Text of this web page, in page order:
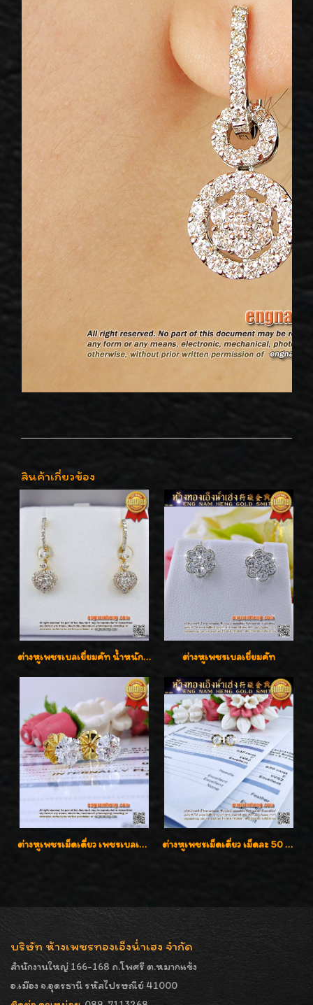
สินค้าเกี่ยวข้อง
ต่างหูเพชรเบลเยี่ยมคัท น้ำหนักเพชร 0.99 กะรัต ต่างหูห้อยตุ้งติ้งหัวใจสวยน่ารักใส่ได้ทุกวันค่ะ ต่างหูเพชรเบลเยี่ยมคัท
ต่างหูเพชรเม็ดเดี่ยว เพชรเบลเยี่ยมคัท น้ำ 96 H-Color/IF & VVS2/3EX น้ำหนักเพชรรวม 1.83 กะรัต พร้อมใบเซอร์ LAB GIA & HRD เพชรสวยปิ๊ง ราคาขายส่งค่ะ ต่างหูเพชรเม็ดเดี่ยว เม็ดละ 50 สตางค์ คู่ละ 1 กะรัต เพชรเบลเยี่ยมคัท น้ำ 98 F-Color/ VVS2 / 3EX พร้อมใบเซอร์สถาบัน GIA มาตรฐานสากลค่ะ
บริษัท ห้างเพชรทองเอ็งน่ำเฮง จำกัด
สำนักงานใหญ่ 166-168 ถ.โพศรี ต.หมากแข้ง
อ.เมือง จ.อุดรธานี รหัสไปรษณีย์ 41000